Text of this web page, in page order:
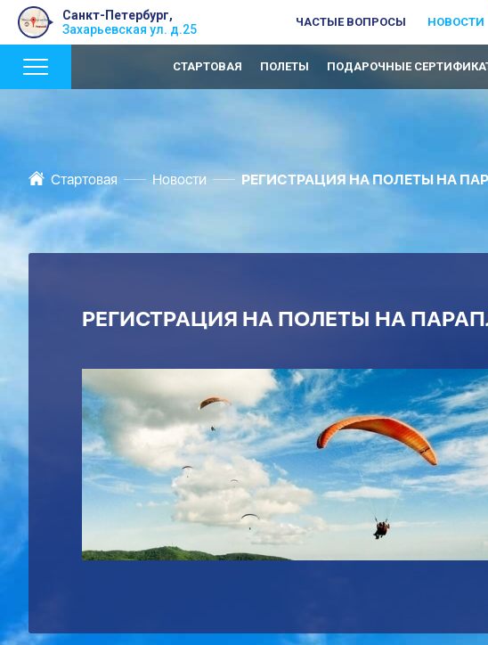
Санкт-Петербург,
Захарьевская ул. д.25
ЧАСТЫЕ ВОПРОСЫ НОВОСТИ
СТАРТОВАЯ ПОЛЕТЫ ПОДАРОЧНЫЕ
Стартовая Новости РЕГИСТРАЦИЯ НА ПОЛЕТЫ НА
РЕГИСТРАЦИЯ НА ПОЛЕТЫ НА